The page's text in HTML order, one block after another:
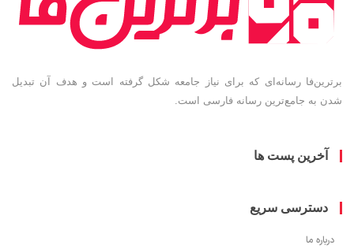
برترین‌فا رسانه‌ای که برای نیاز جامعه شکل گرفته است و هدف آن تبدیل
شدن به جامع‌ترین رسانه فارسی است.
آخرین پست ها
دسترسی سریع
درباره ما